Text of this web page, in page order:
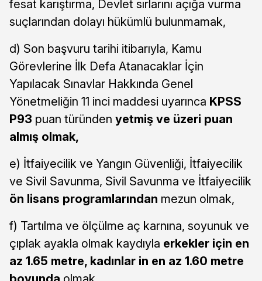
fesat karıştırma, Devlet sırlarını açığa vurma
suçlarından dolayı hükümlü bulunmamak,
d) Son başvuru tarihi itibarıyla, Kamu
Görevlerine İlk Defa Atanacaklar İçin
Yapılacak Sınavlar Hakkında Genel
Yönetmeliğin 11 inci maddesi uyarınca KPSS
P93 puan türünden yetmiş ve üzeri puan
almış olmak,
e) İtfaiyecilik ve Yangın Güvenliği, İtfaiyecilik
ve Sivil Savunma, Sivil Savunma ve İtfaiyecilik
ön lisans programlarından mezun olmak,
f) Tartılma ve ölçülme aç karnına, soyunuk ve
çıplak ayakla olmak kaydıyla erkekler için en
az 1.65 metre, kadınlar in en az 1.60 metre